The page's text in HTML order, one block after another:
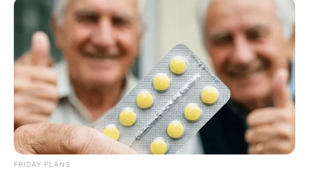
FRIDAY PLANS